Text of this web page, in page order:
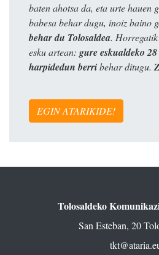
baten ahotsa da, eta urte hauen
babesa behar dugu, inoiz baino
behar du Tolosaldea.
esku artean: gure eskualdeko
harpidedun berribehar ditugu.
EGIN ATARIKIDE!
Tolosaldeko
San Esteban, 20